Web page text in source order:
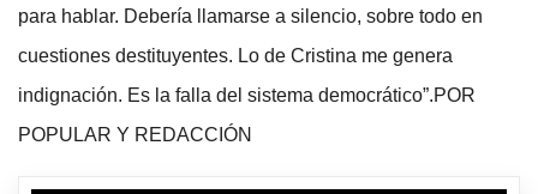
para hablar. Debería llamarse a silencio, sobre todo en
cuestiones destituyentes. Lo de Cristina me genera
indignación. Es la falla del sistema democrático”.POR
POPULAR Y REDACCIÓN